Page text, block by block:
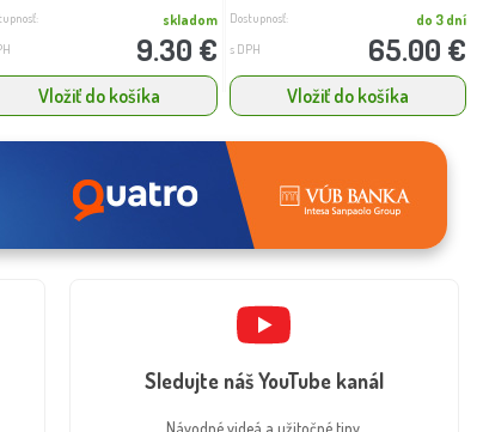
skladom
9.30 €
Vložiť do košíka
Dostupnosť: do 3 dní
s DPH 65.00 €
Vložiť do košíka
Sledujte náš YouTube kanál
Návodné videá a užitočné tipy.